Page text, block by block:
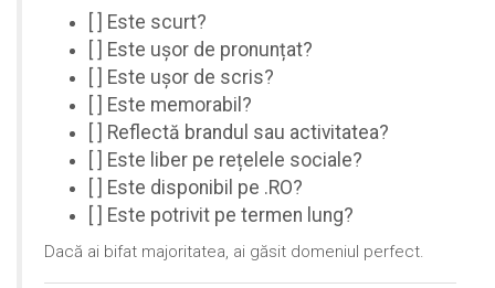
[ ] Este scurt?
[ ] Este ușor de pronunțat?
[ ] Este ușor de scris?
[ ] Este memorabil?
[ ] Reflectă brandul sau activitatea?
[ ] Este liber pe rețelele sociale?
[ ] Este disponibil pe .RO?
[ ] Este potrivit pe termen lung?
Dacă ai bifat majoritatea, ai găsit domeniul perfect.